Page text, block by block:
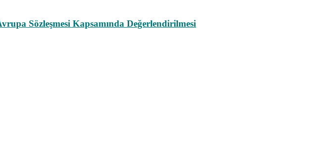
Sözleşmesi Kapsamında Değerlendirilmesi